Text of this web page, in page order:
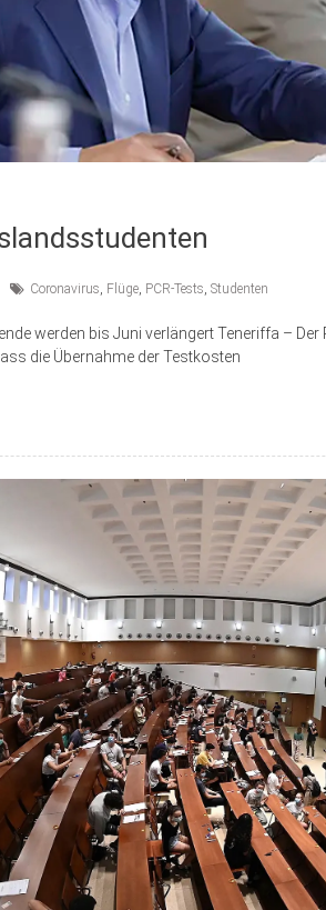
Coronavirus, Flüge, PCR-Tests, Studenten
werden bis Juni verlängert Teneriffa – Der
die Übernahme der Testkosten